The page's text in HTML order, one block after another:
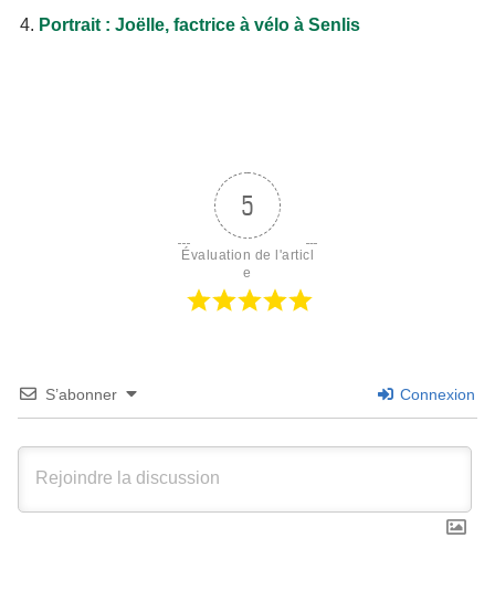
Portrait : Joëlle, factrice à vélo à Senlis
5
Évaluation de l'articl
e
S’abonner Connexion